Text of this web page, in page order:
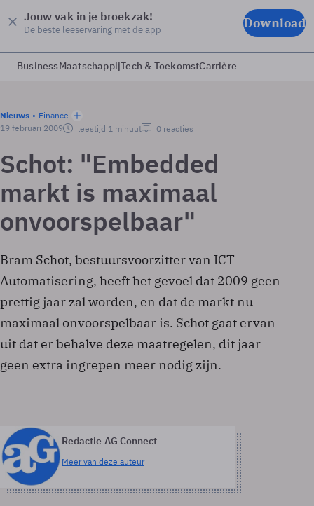
Jouw vak in je broekzak!
De beste leeservaring met de app Download
BusinessMaatschappijTech & ToekomstCarrière
Nieuws
Finance
19 februari 2009
leestijd 1 minuut 0 reacties
Schot: "Embedded
markt is maximaal
onvoorspelbaar"
Bram Schot, bestuursvoorzitter van ICT
Automatisering, heeft het gevoel dat 2009 geen
prettig jaar zal worden, en dat de markt nu
maximaal onvoorspelbaar is. Schot gaat ervan
uit dat er behalve deze maatregelen, dit jaar
geen extra ingrepen meer nodig zijn.
Redactie AG Connect
Meer van deze auteur